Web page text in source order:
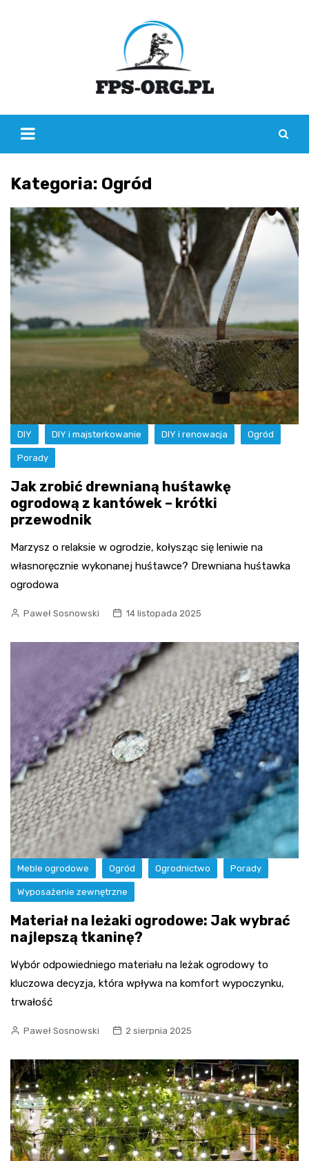
Kategoria: Ogród
DIY DIY i majsterkowanie DIY i renowacja Ogród
Porady
Jak zrobić drewnianą huśtawkę
ogrodową z kantówek – krótki
przewodnik
Marzysz o relaksie w ogrodzie, kołysząc się leniwie na
własnoręcznie wykonanej huśtawce? Drewniana huśtawka
ogrodowa
Paweł Sosnowski 14 listopada 2025
Meble ogrodowe Ogród Ogrodnictwo Porady
Wyposażenie zewnętrzne
Materiał na leżaki ogrodowe: Jak wybrać
najlepszą tkaninę?
Wybór odpowiedniego materiału na leżak ogrodowy to
kluczowa decyzja, która wpływa na komfort wypoczynku,
trwałość
Paweł Sosnowski 2 sierpnia 2025